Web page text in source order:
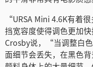
“URSA Mini 4.6K有着
挡宽容度使得调色更加
Crosby说，“当调整白
面细节会丢失，在黑色